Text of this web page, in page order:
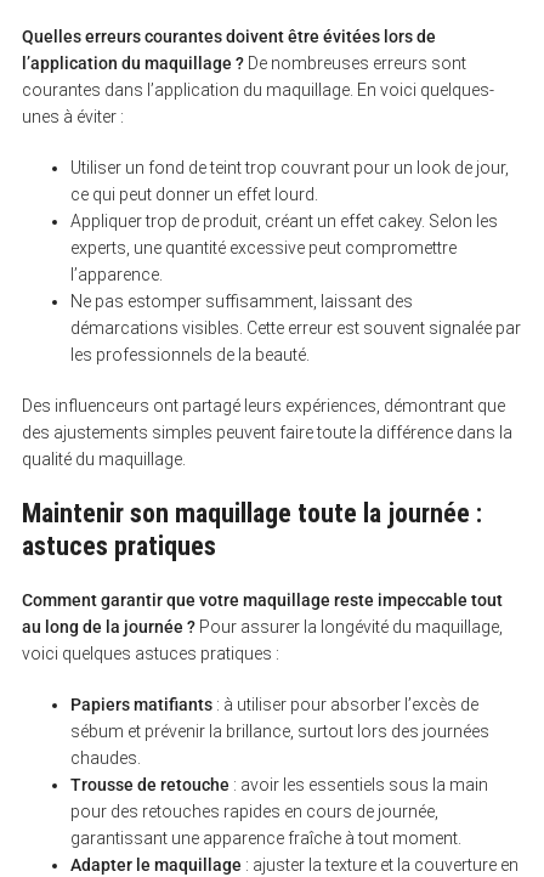
Quelles erreurs courantes doivent être évitées lors de
l’application du maquillage ?De nombreuses erreurs sont
courantes dans l’application du maquillage. En voici quelques-
unes à éviter :
Utiliser un fond de teint trop couvrant pour un look de jour,
ce qui peut donner un effet lourd.
Appliquer trop de produit, créant un effet cakey. Selon les
experts, une quantité excessive peut compromettre
l’apparence.
Ne pas estomper suffisamment, laissant des
démarcations visibles. Cette erreur est souvent signalée par
les professionnels de la beauté.
Des influenceurs ont partagé leurs expériences, démontrant que
des ajustements simples peuvent faire toute la différence dans la
qualité du maquillage.
Maintenir son maquillage toute la journée :
astuces pratiques
Comment garantir que votre maquillage reste impeccable tout
au long de la journée ?Pour assurer la longévité du maquillage,
voici quelques astuces pratiques :
Papiers matifiants: à utiliser pour absorber l’excès de
sébum et prévenir la brillance, surtout lors des journées
chaudes.
Trousse de retouche : avoir les essentiels sous la main
pour des retouches rapides en cours de journée,
garantissant une apparence fraîche à tout moment.
Adapter le maquillage : ajuster la texture et la couverture en